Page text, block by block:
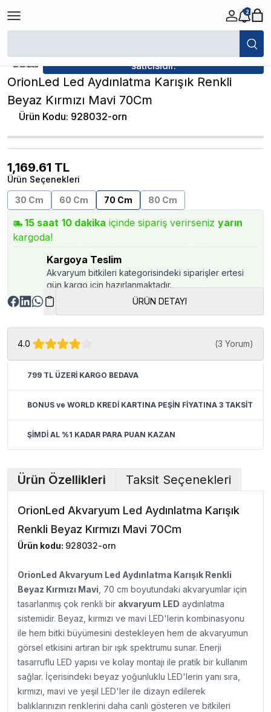
2
/ OrionLed Led Aydınlatma Karışık Renkli
satıcısıdır.
OrionLed Led Aydınlatma Karışık Renkli
Beyaz Kırmızı Mavi 70Cm
Ürün Kodu: 928032-orn
1,169.61 TL
Ürün Seçenekleri
30 Cm
60 Cm 70 Cm 80 Cm
15 saat 10 dakika içinde sipariş verirseniz yarın
kargoda!
Kargoya Teslim
Akvaryum bitkileri kategorisindeki siparişler ertesi
gün kargo için hazırlanmaktadır.
ÜRÜN DETAYI
4.0 (3 Yorum)
799 TL ÜZERİ KARGO BEDAVA
BONUS ve WORLD KREDİ KARTINA PEŞİN FİYATINA 3 TAKSİT
ŞİMDİ AL %1 KADAR PARA PUAN KAZAN
Ürün Özellikleri Taksit Seçenekleri
OrionLed Akvaryum Led Aydınlatma Karışık
Renkli Beyaz Kırmızı Mavi 70Cm
Ürün kodu: 928032-orn
OrionLed Akvaryum Led Aydınlatma Karışık Renkli
Beyaz Kırmızı Mavi , 70 cm boyutundaki akvaryumlar için
tasarlanmış çok renkli bir akvaryum LED aydınlatma
sistemidir. Beyaz, kırmızı ve mavi LED'lerin kombinasyonu
ile hem bitki büyümesini destekleyen hem de akvaryumun
görsel etkisini artıran bir ışık spektrumu sunar. Enerji
tasarruflu LED yapısı ve kolay montajı ile pratik bir kullanım
sağlar. İçerisindeki beyaz yoğunluklu LED'lerin yanı sıra,
kırmızı, mavi ve yeşil LED'ler ile dizayn edilerek
balıklarınızın renklerini daha canlı gösteren ve bitkileri